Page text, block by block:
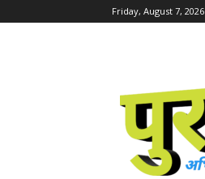
Friday, August 7, 2026